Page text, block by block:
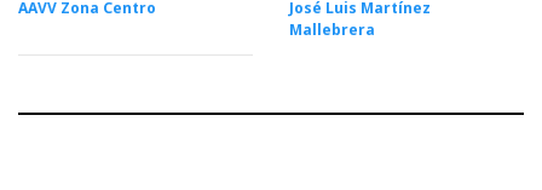
AAVV Zona Centro
José Luis Martínez
Mallebrera